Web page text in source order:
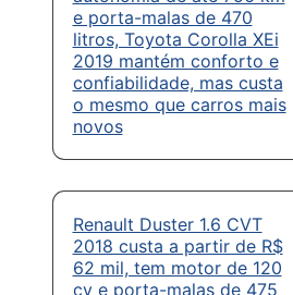
e porta-malas de 470
litros, Toyota Corolla XEi
2019 mantém conforto e
confiabilidade, mas custa
o mesmo que carros mais
novos
Renault Duster 1.6 CVT
2018 custa a partir de R$
62 mil, tem motor de 120
cv e porta-malas de 475